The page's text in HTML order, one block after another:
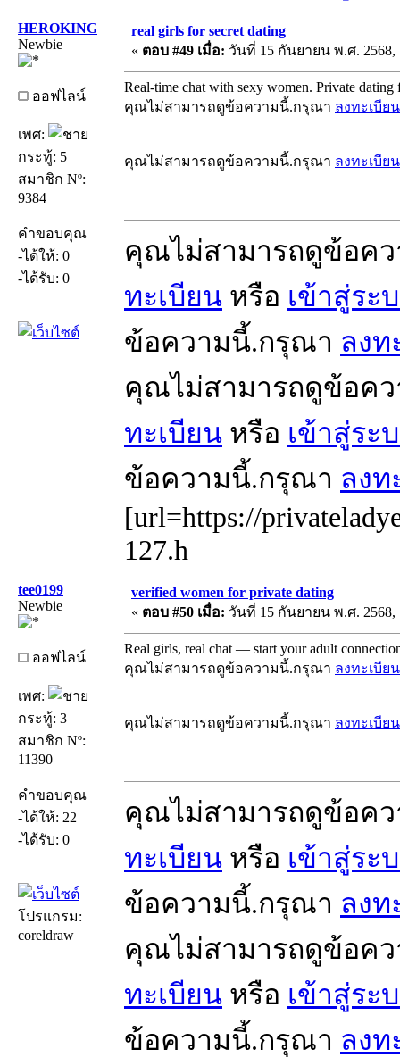
HEROKING
Newbie
ออฟไลน์
เพศ:
กระทู้: 5
สมาชิก Nº:
9384
คำขอบคุณ
-ได้ให้: 0
-ได้รับ: 0
real girls for secret dating
« ตอบ #49 เมื่อ: วันที่ 15 กันยายน พ.ศ. 2568,
Real-time chat with sexy women. Private dating
คุณไม่สามารถดูข้อความนี้.กรุณา ลงทะเบียน
คุณไม่สามารถดูข้อความนี้.กรุณา ลงทะเบียน
คุณไม่สามารถดูข้อค
ทะเบียน หรือ เข้าสู่ระ
ข้อความนี้.กรุณา ลงท
คุณไม่สามารถดูข้อค
ทะเบียน หรือ เข้าสู่ระ
ข้อความนี้.กรุณา ลงท
[url=https://
127.h
tee0199
Newbie
ออฟไลน์
เพศ:
กระทู้: 3
สมาชิก Nº:
11390
คำขอบคุณ
-ได้ให้: 22
-ได้รับ: 0
โปรแกรม:
coreldraw
verified women for private dating
« ตอบ #50 เมื่อ: วันที่ 15 กันยายน พ.ศ. 2568,
Real girls, real chat — start your adult
คุณไม่สามารถดูข้อความนี้.กรุณา ลงทะเบียน
คุณไม่สามารถดูข้อความนี้.กรุณา ลงทะเบียน
คุณไม่สามารถดูข้อค
ทะเบียน หรือ เข้าสู่ระ
ข้อความนี้.กรุณา ลงท
คุณไม่สามารถดูข้อค
ทะเบียน หรือ เข้าสู่ระ
ข้อความนี้.กรุณา ลงท